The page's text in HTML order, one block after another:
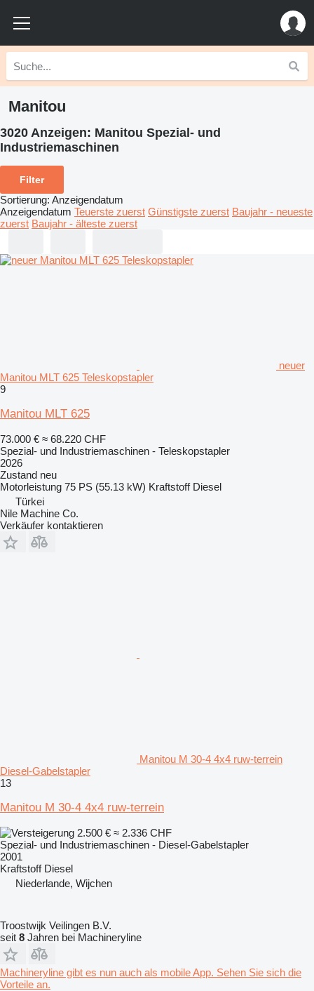
Manitou
3020 Anzeigen: Manitou Spezial- und
Industriemaschinen
Filter
Sortierung: Anzeigendatum
Anzeigendatum Teuerste zuerst Günstigste zuerst Baujahr - neueste
zuerst Baujahr - älteste zuerst
neuer
Manitou MLT 625 Teleskopstapler
9
Manitou MLT 625
73.000 € ≈ 68.220 CHF
Spezial- und Industriemaschinen - Teleskopstapler
2026
Zustand neu
Motorleistung 75 PS (55.13 kW) Kraftstoff Diesel
Türkei
Nile Machine Co.
Verkäufer kontaktieren
Manitou M 30-4 4x4 ruw-terrein
Diesel-Gabelstapler
13
Manitou M 30-4 4x4 ruw-terrein
2.500 € ≈ 2.336 CHF
Spezial- und Industriemaschinen - Diesel-Gabelstapler
2001
Kraftstoff Diesel
Niederlande, Wijchen
Troostwijk Veilingen B.V.
seit 8 Jahren bei Machineryline
Machineryline gibt es nun auch als mobile App. Sehen Sie sich die
Vorteile an.